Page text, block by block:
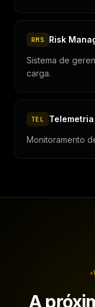
RMS Risk
Sistema de
carga.
TEL Telemetria
Monitoramento
A